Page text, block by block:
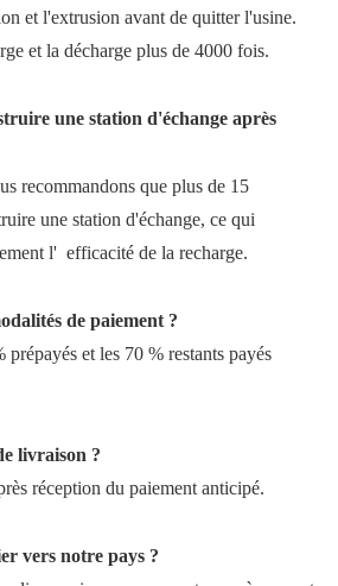
et l'extrusion avant de quitter l'usine.
et la décharge plus de 4000 fois.
une station d'échange après
recommandons que plus de 15
une station d'échange, ce qui
l' efficacité de la recharge.
de paiement ?
prépayés et les 70 % restants payés
livraison ?
réception du paiement anticipé.
vers notre pays ?